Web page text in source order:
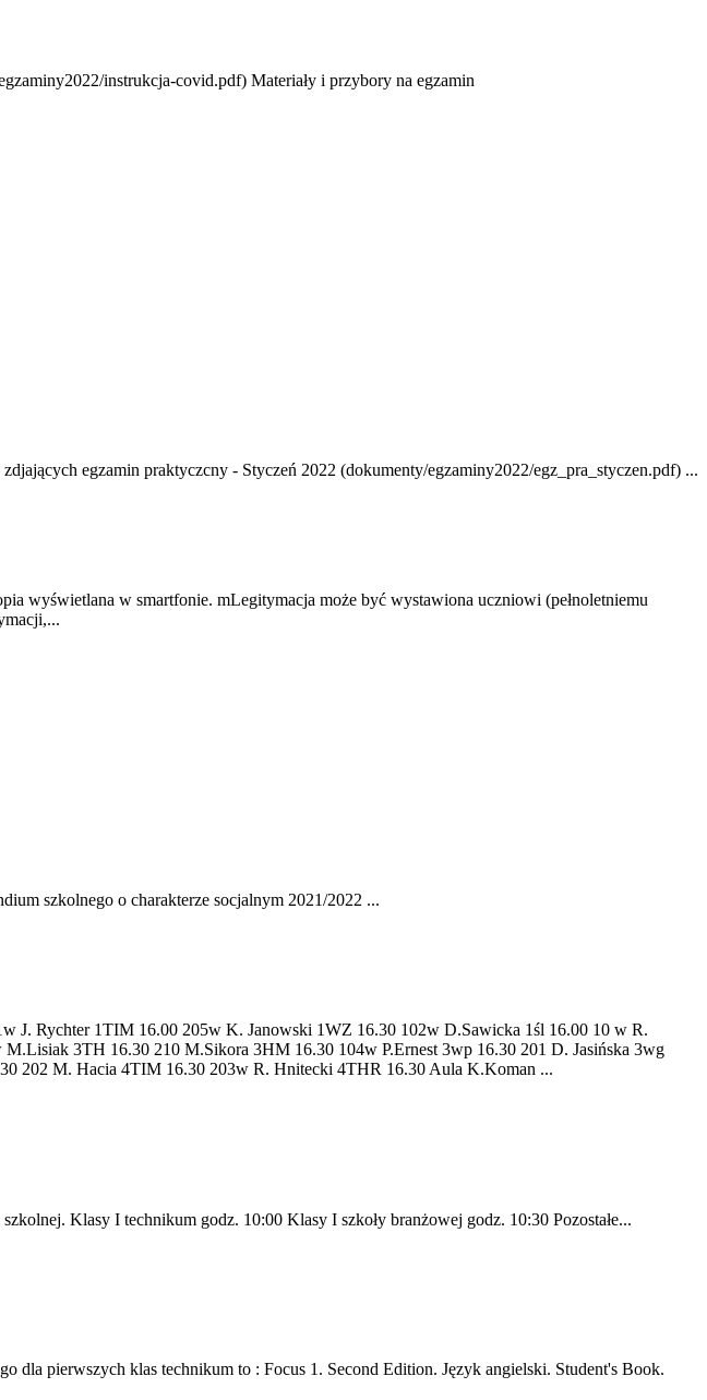
instrukcja-covid.pdf) Materiały i przybory na egzamin
egzamin praktyczcny - Styczeń 2022 (dokumenty/egzaminy2022/egz_pra_styczen.pdf) ...
wyświetlana w smartfonie. mLegitymacja może być wystawiona uczniowi (pełnoletniemu
szkolnego o charakterze socjalnym 2021/2022 ...
Rychter 1TIM 16.00 205w K. Janowski 1WZ 16.30 102w D.Sawicka 1śl 16.00 10 w R.
3TH 16.30 210 M.Sikora 3HM 16.30 104w P.Ernest 3wp 16.30 201 D. Jasińska 3wg
202 M. Hacia 4TIM 16.30 203w R. Hnitecki 4THR 16.30 Aula K.Koman ...
Klasy I technikum godz. 10:00 Klasy I szkoły branżowej godz. 10:30 Pozostałe...
dla pierwszych klas technikum to : Focus 1. Second Edition. Język angielski. Student's Book.